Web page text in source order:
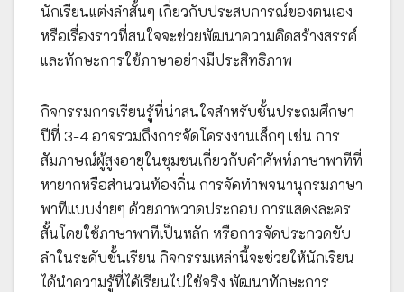
นักเรียนแต่งลำสั้นๆ เกี่ยวกับประสบการณ์ของตนเอง
หรือเรื่องราวที่สนใจจะช่วยพัฒนาความคิดสร้างสรรค์
และทักษะการใช้ภาษาอย่างมีประสิทธิภาพ
กิจกรรมการเรียนรู้ที่น่าสนใจสำหรับชั้นประถมศึกษา
ปีที่ 3-4 อาจรวมถึงการจัดโครงงานเล็กๆ เช่น การ
สัมภาษณ์ผู้สูงอายุในชุมชนเกี่ยวกับคำศัพท์ภาษาพาทีที่
หายากหรือสำนวนท้องถิ่น การจัดทำพจนานุกรมภาษา
พาทีแบบง่ายๆ ด้วยภาพวาดประกอบ การแสดงละคร
สั้นโดยใช้ภาษาพาทีเป็นหลัก หรือการจัดประกวดขับ
ลำในระดับชั้นเรียน กิจกรรมเหล่านี้จะช่วยให้นักเรียน
ได้นำความรู้ที่ได้เรียนไปใช้จริง พัฒนาทักษะการ